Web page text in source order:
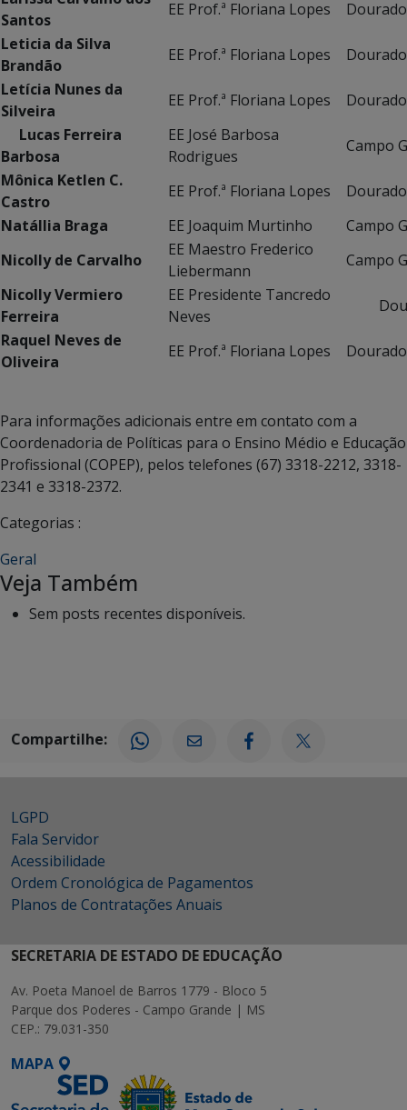
Santos
EE Prof.ª Floriana Lopes
Leticia da Silva
Brandão
EE Prof.ª Floriana Lopes
Letícia Nunes da
Silveira
EE Prof.ª Floriana Lopes
Lucas Ferreira
Barbosa
EE José Barbosa
Rodrigues
Campo
Mônica Ketlen C.
Castro
EE Prof.ª Floriana Lopes
Natállia Braga
EE Joaquim Murtinho
Campo
Nicolly de Carvalho
EE Maestro Frederico
Liebermann
Campo
Nicolly Vermiero
Ferreira
EE Presidente Tancredo
Neves
Raquel Neves de
Oliveira
EE Prof.ª Floriana Lopes
Para informações adicionais entre em contato com a
Coordenadoria de Políticas para o Ensino Médio e Educação
Profissional (COPEP), pelos telefones (67) 3318-2212, 3318-
2341 e 3318-2372.
Categorias :
Geral
Veja Também
Sem posts recentes disponíveis.
Compartilhe:
LGPD
Fala Servidor
Acessibilidade
Ordem Cronológica de Pagamentos
Planos de Contratações Anuais
SECRETARIA DE ESTADO DE EDUCAÇÃO
Av. Poeta Manoel de Barros 1779 - Bloco 5
Parque dos Poderes - Campo Grande | MS
CEP.: 79.031-350
MAPA